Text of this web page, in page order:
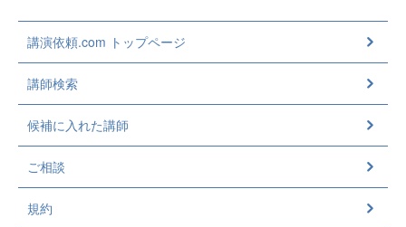
講演依頼.com トップページ
講師検索
候補に入れた講師
ご相談
規約